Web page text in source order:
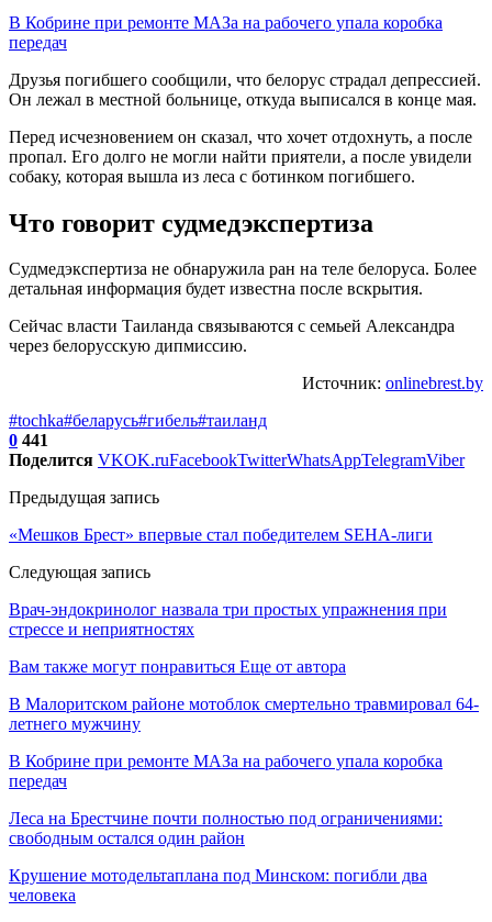
В Кобрине при ремонте МАЗа на рабочего упала коробка
передач
Друзья погибшего сообщили, что белорус страдал депрессией.
Он лежал в местной больнице, откуда выписался в конце мая.
Перед исчезновением он сказал, что хочет отдохнуть, а после
пропал. Его долго не могли найти приятели, а после увидели
собаку, которая вышла из леса с ботинком погибшего.
Что говорит судмедэкспертиза
Судмедэкспертиза не обнаружила ран на теле белоруса. Более
детальная информация будет известна после вскрытия.
Сейчас власти Таиланда связываются с семьей Александра
через белорусскую дипмиссию.
Источник: onlinebrest.by
#tochka#беларусь#гибель#таиланд
0 441
Поделится VKOK.ruFacebookTwitterWhatsAppTelegramViber
Предыдущая запись
«Мешков Брест» впервые стал победителем SEHA-лиги
Следующая запись
Врач-эндокринолог назвала три простых упражнения при
стрессе и неприятностях
Вам также могут понравиться Еще от автора
В Малоритском районе мотоблок смертельно травмировал 64-
летнего мужчину
В Кобрине при ремонте МАЗа на рабочего упала коробка
передач
Леса на Брестчине почти полностью под ограничениями:
свободным остался один район
Крушение мотодельтаплана под Минском: погибли два
человека